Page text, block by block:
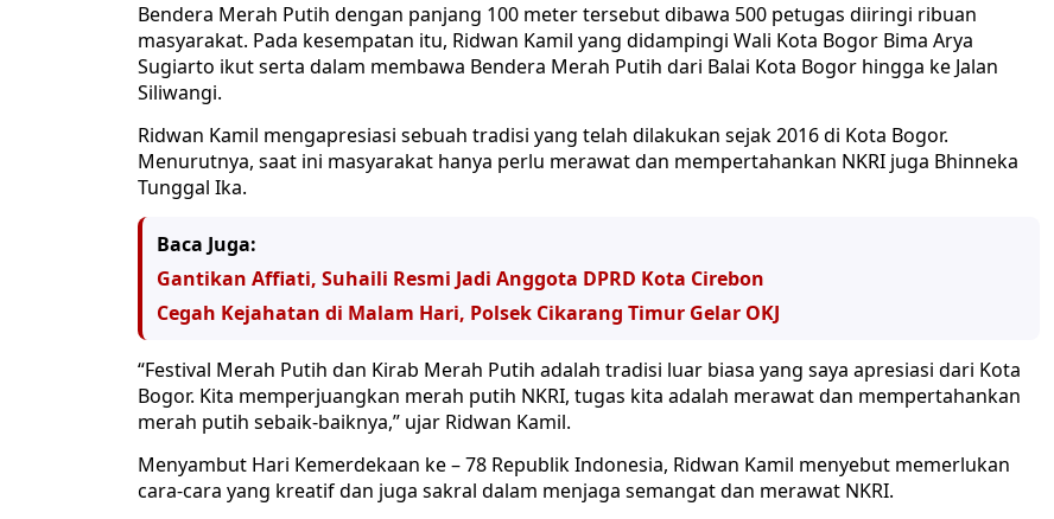
Bendera Merah Putih dengan panjang 100 meter tersebut dibawa 500 petugas diiringi ribuan
masyarakat. Pada kesempatan itu, Ridwan Kamil yang didampingi Wali Kota Bogor Bima Arya
Sugiarto ikut serta dalam membawa Bendera Merah Putih dari Balai Kota Bogor hingga ke Jalan
Siliwangi.
Ridwan Kamil mengapresiasi sebuah tradisi yang telah dilakukan sejak 2016 di Kota Bogor.
Menurutnya, saat ini masyarakat hanya perlu merawat dan mempertahankan NKRI juga Bhinneka
Tunggal Ika.
Baca Juga:
Gantikan Affiati, Suhaili Resmi Jadi Anggota DPRD Kota Cirebon
Cegah Kejahatan di Malam Hari, Polsek Cikarang Timur Gelar OKJ
“Festival Merah Putih dan Kirab Merah Putih adalah tradisi luar biasa yang saya apresiasi dari Kota
Bogor. Kita memperjuangkan merah putih NKRI, tugas kita adalah merawat dan mempertahankan
merah putih sebaik-baiknya,” ujar Ridwan Kamil.
Menyambut Hari Kemerdekaan ke – 78 Republik Indonesia, Ridwan Kamil menyebut memerlukan
cara-cara yang kreatif dan juga sakral dalam menjaga semangat dan merawat NKRI.